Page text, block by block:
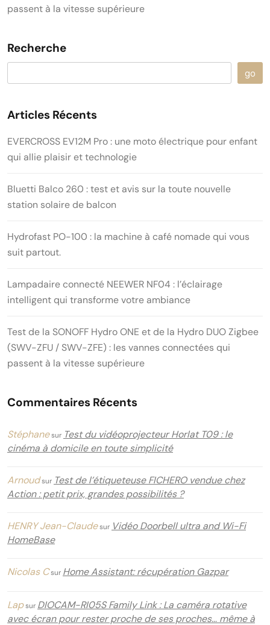
passent à la vitesse supérieure
Recherche
go
Articles Récents
EVERCROSS EV12M Pro : une moto électrique pour enfant
qui allie plaisir et technologie
Bluetti Balco 260 : test et avis sur la toute nouvelle
station solaire de balcon
Hydrofast PO-100 : la machine à café nomade qui vous
suit partout.
Lampadaire connecté NEEWER NF04 : l’éclairage
intelligent qui transforme votre ambiance
Test de la SONOFF Hydro ONE et de la Hydro DUO Zigbee
(SWV-ZFU / SWV-ZFE) : les vannes connectées qui
passent à la vitesse supérieure
Commentaires Récents
Stéphanesur Test du vidéoprojecteur Horlat T09 : le
cinéma à domicile en toute simplicité
Arnoudsur Test de l’étiqueteuse FICHERO vendue chez
Action : petit prix, grandes possibilités ?
HENRY Jean-Claudesur Vidéo Doorbell ultra and Wi-Fi
HomeBase
Nicolas Csur Home Assistant: récupération Gazpar
Lapsur DIOCAM-RI05S Family Link : La caméra rotative
avec écran pour rester proche de ses proches… même à